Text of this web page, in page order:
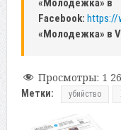
«Молодежка» в
Facebook: https://
«Молодежка» в
Просмотры: 1
Метки: убийство